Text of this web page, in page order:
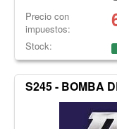
Precio con
impuestos:
Stock:
S245 - BOMBA